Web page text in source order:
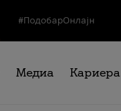
#ПодобарОнлајн
Медиа Кариера